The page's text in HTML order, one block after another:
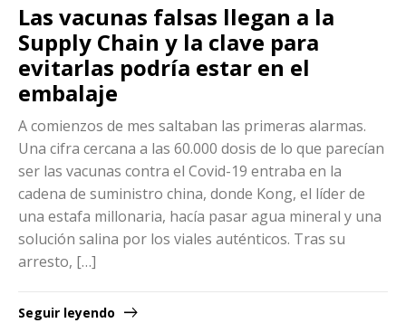
Las vacunas falsas llegan a la
Supply Chain y la clave para
evitarlas podría estar en el
embalaje
A comienzos de mes saltaban las primeras alarmas.
Una cifra cercana a las 60.000 dosis de lo que parecían
ser las vacunas contra el Covid-19 entraba en la
cadena de suministro china, donde Kong, el líder de
una estafa millonaria, hacía pasar agua mineral y una
solución salina por los viales auténticos. Tras su
arresto, […]
Seguir leyendo